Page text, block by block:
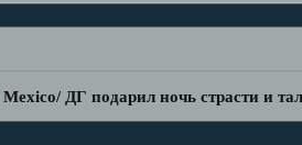
Mexico/ ДГ подарил ночь страсти и